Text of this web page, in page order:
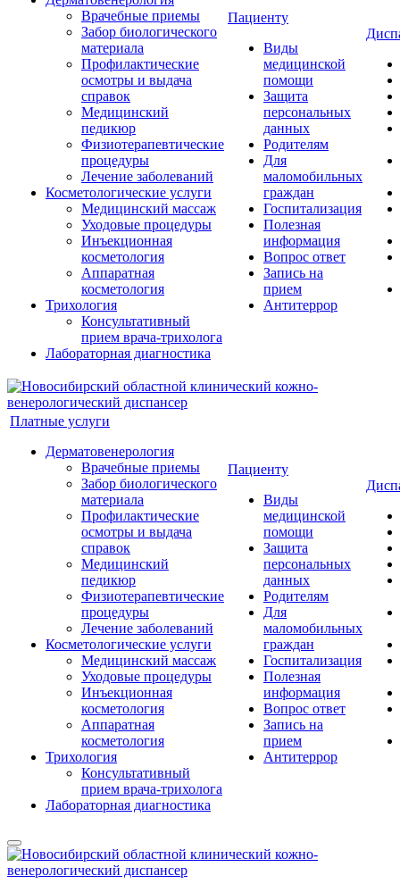
Врачебные приемы
Забор биологического
материала
Профилактические
осмотры и выдача
справок
Медицинский
педикюр
Физиотерапевтические
процедуры
Лечение заболеваний
Косметологические услуги
Медицинский массаж
Уходовые процедуры
Инъекционная
косметология
Аппаратная
косметология
Трихология
Консультативный
прием врача-трихолога
Лабораторная диагностика
Пациенту
Виды
медицинской
помощи
Защита
персональных
данных
Родителям
Для
маломобильных
граждан
Госпитализация
Полезная
информация
Вопрос ответ
Запись на
прием
Антитеррор
Платные услуги
Дерматовенерология
Врачебные приемы
Забор биологического
материала
Профилактические
осмотры и выдача
справок
Медицинский
педикюр
Физиотерапевтические
процедуры
Лечение заболеваний
Косметологические услуги
Медицинский массаж
Уходовые процедуры
Инъекционная
косметология
Аппаратная
косметология
Трихология
Консультативный
прием врача-трихолога
Лабораторная диагностика
Пациенту
Виды
медицинской
помощи
Защита
персональных
данных
Родителям
Для
маломобильных
граждан
Госпитализация
Полезная
информация
Вопрос ответ
Запись на
прием
Антитеррор